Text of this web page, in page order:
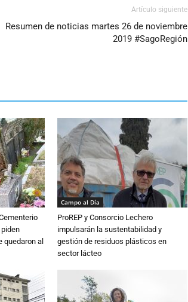
Artículo siguiente
Resumen de noticias martes 26 de noviembre
2019 #SagoRegión
quedaron al
Campo al Día
ProREP y Consorcio Lechero
impulsarán la sustentabilidad y
gestión de residuos plásticos en
sector lácteo